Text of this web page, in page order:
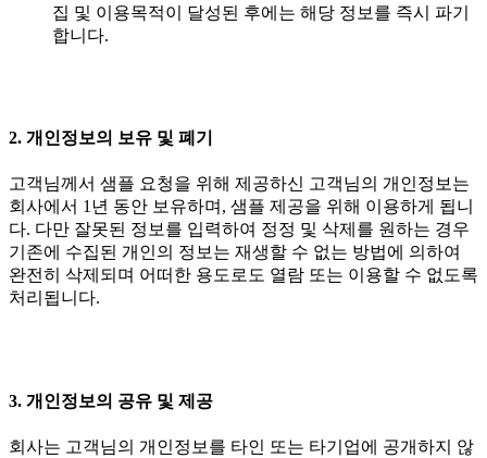
집 및 이용목적이 달성된 후에는 해당 정보를 즉시 파기
합니다.
2. 개인정보의 보유 및 폐기
고객님께서 샘플 요청을 위해 제공하신 고객님의 개인정보는
회사에서 1년 동안 보유하며, 샘플 제공을 위해 이용하게 됩니
다. 다만 잘못된 정보를 입력하여 정정 및 삭제를 원하는 경우
기존에 수집된 개인의 정보는 재생할 수 없는 방법에 의하여
완전히 삭제되며 어떠한 용도로도 열람 또는 이용할 수 없도록
처리됩니다.
3. 개인정보의 공유 및 제공
회사는 고객님의 개인정보를 타인 또는 타기업에 공개하지 않